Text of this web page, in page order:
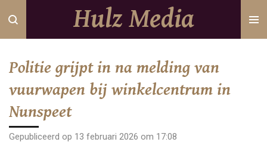
Ga
direct
hoofdinhoud
Hulz Media
Politie grijpt in na melding van
vuurwapen bij winkelcentrum in
Nunspeet
Gepubliceerd op 13 februari 2026 om 17:08